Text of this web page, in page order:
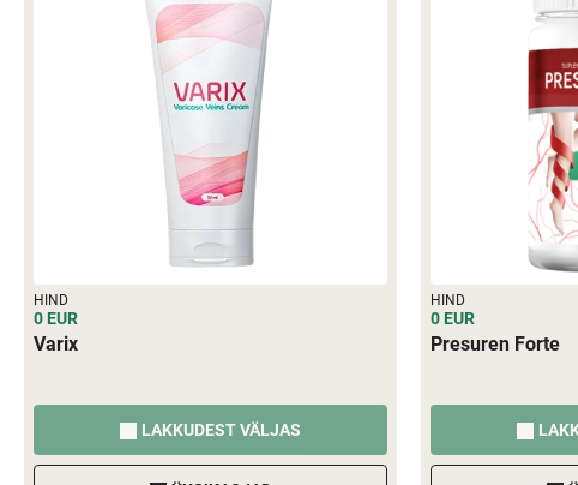
HIND
0 EUR
Varix
LAKKUDEST VÄLJAS
HIND
0 EUR
Presuren Forte